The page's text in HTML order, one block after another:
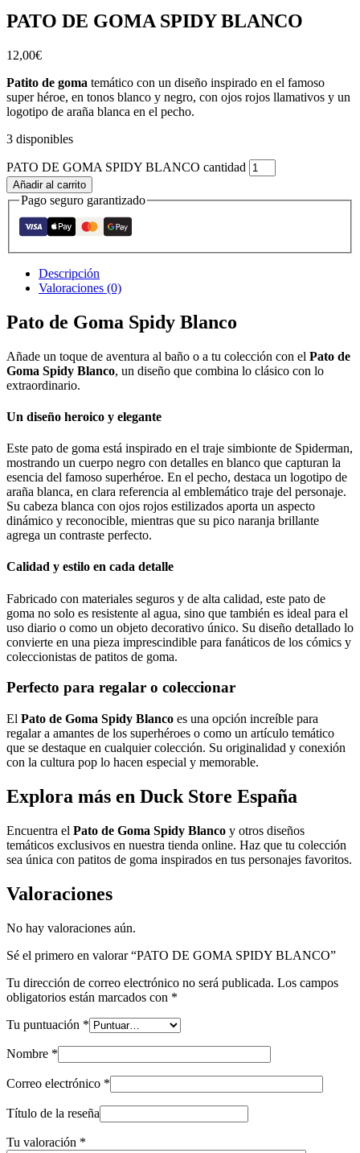
PATO DE GOMA SPIDY BLANCO
12,00€
Patito de goma temático con un diseño inspirado en el famoso
super héroe, en tonos blanco y negro, con ojos rojos llamativos y un
logotipo de araña blanca en el pecho.
3 disponibles
PATO DE GOMA SPIDY BLANCO cantidad
Añadir al carrito
Pago seguro garantizado
Descripción
Valoraciones (0)
Pato de Goma Spidy Blanco
Añade un toque de aventura al baño o a tu colección con el Pato de
Goma Spidy Blanco, un diseño que combina lo clásico con lo
extraordinario.
Un diseño heroico y elegante
Este pato de goma está inspirado en el traje simbionte de Spiderman,
mostrando un cuerpo negro con detalles en blanco que capturan la
esencia del famoso superhéroe. En el pecho, destaca un logotipo de
araña blanca, en clara referencia al emblemático traje del personaje.
Su cabeza blanca con ojos rojos estilizados aporta un aspecto
dinámico y reconocible, mientras que su pico naranja brillante
agrega un contraste perfecto.
Calidad y estilo en cada detalle
Fabricado con materiales seguros y de alta calidad, este pato de
goma no solo es resistente al agua, sino que también es ideal para el
uso diario o como un objeto decorativo único. Su diseño detallado lo
convierte en una pieza imprescindible para fanáticos de los cómics y
coleccionistas de patitos de goma.
Perfecto para regalar o coleccionar
El Pato de Goma Spidy Blanco es una opción increíble para
regalar a amantes de los superhéroes o como un artículo temático
que se destaque en cualquier colección. Su originalidad y conexión
con la cultura pop lo hacen especial y memorable.
Explora más en Duck Store España
Encuentra el Pato de Goma Spidy Blanco y otros diseños
temáticos exclusivos en nuestra tienda online. Haz que tu colección
sea única con patitos de goma inspirados en tus personajes favoritos.
Valoraciones
No hay valoraciones aún.
Sé el primero en valorar “PATO DE GOMA SPIDY BLANCO”
Tu dirección de correo electrónico no será publicada. Los campos
obligatorios están marcados con *
Tu puntuación *
Nombre *
Correo electrónico *
Título de la reseña
Tu valoración *